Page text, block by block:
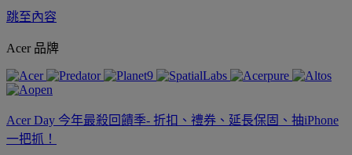
跳至內容
Acer 品牌
Acer Day 今年最殺回饋季- 折扣、禮券、延長保固、抽iPhone
一把抓！